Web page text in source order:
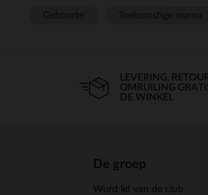
LEVERING,
OMRUILING
DE WINKEL
De groep
Word lid van de club